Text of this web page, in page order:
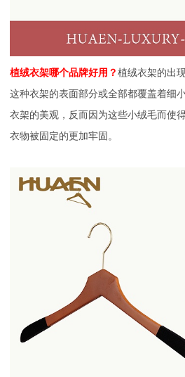
植绒衣架哪个品牌好用？ 植绒衣架的出
这种衣架的表面部分或全部都覆盖着细
衣架的美观，反而因为这些小绒毛而使
衣物被固定的更加牢固。